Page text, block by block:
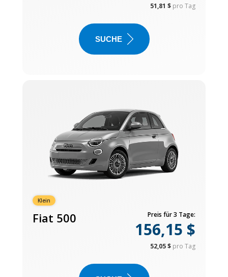
51,81 $ pro Tag
SUCHE
Klein
Fiat 500 Preis für 3 Tage:
156,15 $
52,05 $ pro Tag